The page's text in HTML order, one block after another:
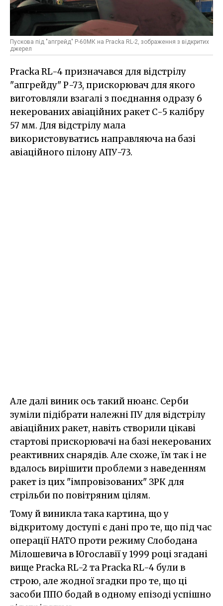
Пускова під "апгрейд" Р-60МК на Pracka RL-2, зображення з відкритих
джерел
Pracka RL-4 призначався для відстрілу
"апгрейду" Р-73, прискорювач для якого
виготовляли взагалі з поєднання одразу 6
некерованих авіаційних ракет С-5 калібру
57 мм. Для відстрілу мала
використовуватись направляюча на базі
авіаційного пілону АПУ-73.
Але далі виник ось такий нюанс. Серби
зуміли підібрати належні ПУ для відстрілу
авіаційних ракет, навіть створили цікаві
стартові прискорювачі на базі некерованих
реактивних снарядів. Але схоже, їм так і не
вдалось вирішити проблеми з наведенням
ракет із цих "імпровізованих" ЗРК для
стрільби по повітряним цілям.
Тому й виникла така картина, що у
відкритому доступі є дані про те, що під час
операції НАТО проти режиму Слободана
Мілошевича в Югославії у 1999 році згадані
вище Pracka RL-2 та Pracka RL-4 були в
строю, але жодної згадки про те, що ці
засоби ППО бодай в одному епізоді успішно